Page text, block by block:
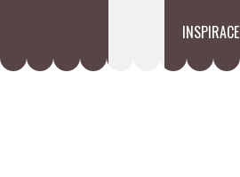
INSPIRACE